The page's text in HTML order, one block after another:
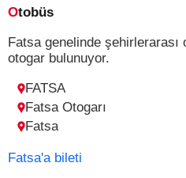
Otobüs
Fatsa genelinde şehirlerarası
otogar bulunuyor.
FATSA
Fatsa
Fatsa Otogarı
Fatsa'a bileti